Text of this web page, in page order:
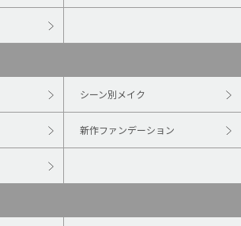
シーン別メイク
新作ファンデーション